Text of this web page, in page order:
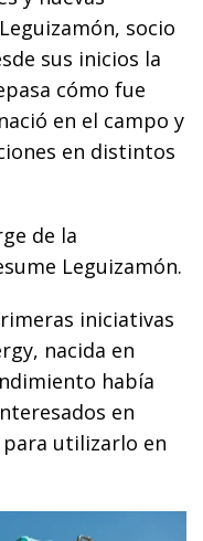
socio
sus inicios la
cómo fue
en el campo y
en distintos
de la
Leguizamón.
iniciativas
nacida en
había
en
utilizarlo en